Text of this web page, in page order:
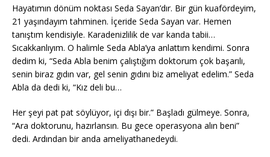
Hayatımın dönüm noktası Seda Sayan’dır. Bir gün kuafördeyim,
21 yaşındayım tahminen. İçeride Seda Sayan var. Hemen
tanıştım kendisiyle. Karadenizlilik de var kanda tabii…
Sıcakkanlıyım. O halimle Seda Abla’ya anlattım kendimi. Sonra
dedim ki, “Seda Abla benim çalıştığım doktorum çok başarılı,
senin biraz gıdın var, gel senin gıdını biz ameliyat edelim.” Seda
Abla da dedi ki, “Kız deli bu…
Her şeyi pat pat söylüyor, içi dışı bir.” Başladı gülmeye. Sonra,
“Ara doktorunu, hazırlansın. Bu gece operasyona alın beni”
dedi. Ardından bir anda ameliyathanedeydi.